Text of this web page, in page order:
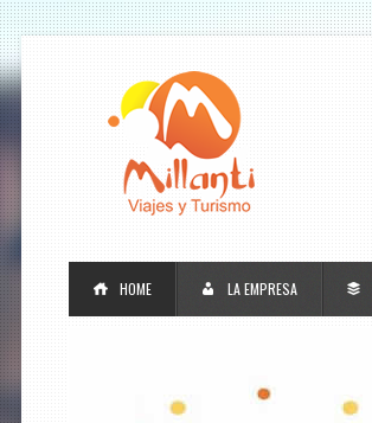
HOME LA EMPRESA